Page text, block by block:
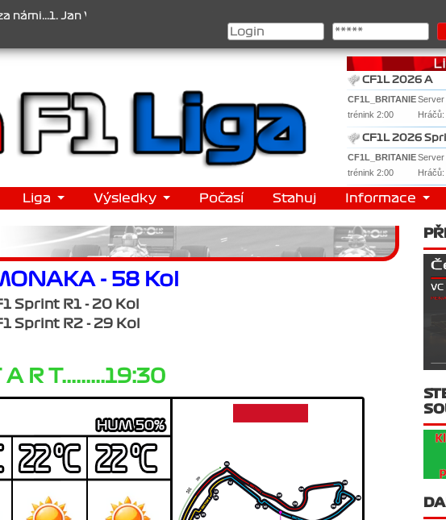
Jan Veselý , 2. Jan Nováček , 3. Jakub Chmelík , Pohár konstruktérů : 1.
CF1L 2026 A
CF1L_BRITANIEServer
trénink 2:00
CF1L 2026
CF1L_BRITANIEServer
trénink 2:00
Liga Výsledky Počasí Stahuj Informace
- 58 Kol
Sprint R1 - 20 Kol
Sprint R2 - 29 Kol
A R T.........19:30